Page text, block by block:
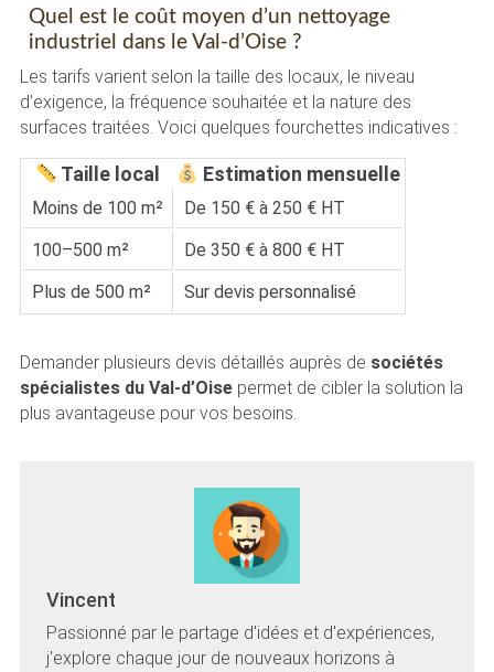
Quel est le coût moyen d’un nettoyage
industriel dans le Val-d’Oise ?
Les tarifs varient selon la taille des locaux, le niveau
d’exigence, la fréquence souhaitée et la nature des
surfaces traitées. Voici quelques fourchettes indicatives :
Taille local Estimation mensuelle
Moins de 100 m²
De 150 € à 250 € HT
100–500 m²
De 350 € à 800 € HT
Plus de 500 m²
Sur devis personnalisé
Demander plusieurs devis détaillés auprès de sociétés
spécialistes du Val-d’Oisepermet de cibler la solution la
plus avantageuse pour vos besoins.
Vincent
Passionné par le partage d'idées et d'expériences,
j'explore chaque jour de nouveaux horizons à